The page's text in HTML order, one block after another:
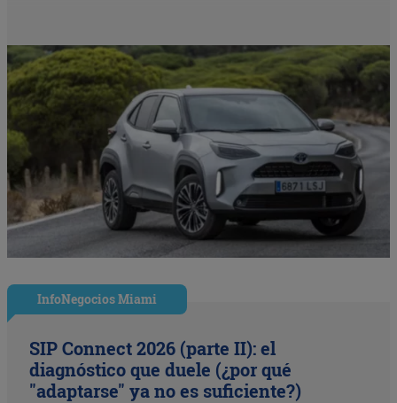
InfoNegocios Miami
SIP Connect 2026 (parte II): el
diagnóstico que duele (¿por qué
"adaptarse" ya no es suficiente?)